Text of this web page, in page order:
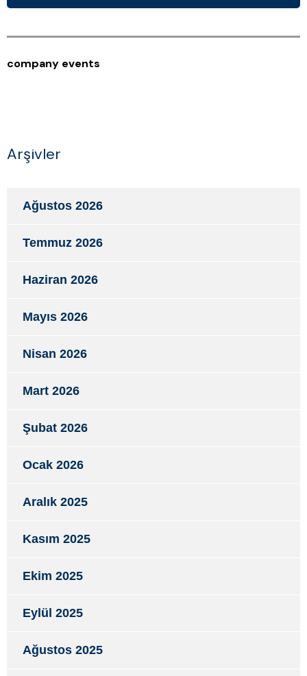
company events
Arşivler
Ağustos 2026
Temmuz 2026
Haziran 2026
Mayıs 2026
Nisan 2026
Mart 2026
Şubat 2026
Ocak 2026
Aralık 2025
Kasım 2025
Ekim 2025
Eylül 2025
Ağustos 2025